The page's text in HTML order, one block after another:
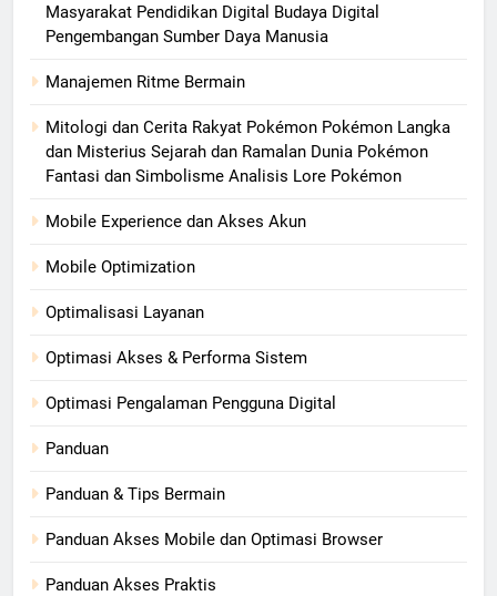
Masyarakat Pendidikan Digital Budaya Digital
Pengembangan Sumber Daya Manusia
Manajemen Ritme Bermain
Mitologi dan Cerita Rakyat Pokémon Pokémon Langka
dan Misterius Sejarah dan Ramalan Dunia Pokémon
Fantasi dan Simbolisme Analisis Lore Pokémon
Mobile Experience dan Akses Akun
Mobile Optimization
Optimalisasi Layanan
Optimasi Akses & Performa Sistem
Optimasi Pengalaman Pengguna Digital
Panduan
Panduan & Tips Bermain
Panduan Akses Mobile dan Optimasi Browser
Panduan Akses Praktis